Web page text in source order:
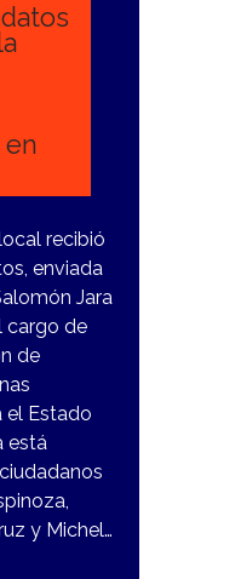
en
recibió
enviada
Jara
cargo de
de
el Estado
está
y Michel…